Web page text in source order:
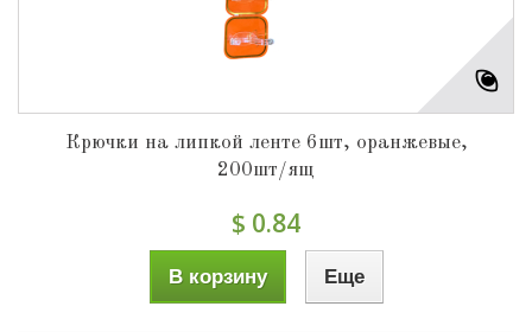
Крючки на липкой ленте 6шт, оранжевые,
200шт/ящ
$ 0.84
В корзину Еще